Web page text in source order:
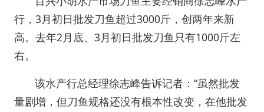
行，3月初日批发刀鱼超过3000斤，创两年来新
高。去年2月底、3月初日批发刀鱼只有1000斤左
右。
该水产行总经理徐志峰告诉记者：“虽然批发
量剧增，但刀鱼规格还没有根本性改变，在他批发